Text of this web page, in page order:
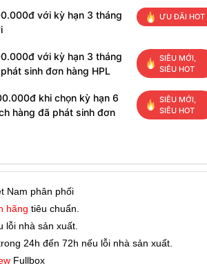
với kỳ hạn 3 tháng
ƯU ĐÃI HOT
với kỳ hạn 3 tháng
sinh đơn hàng HPL
SIÊU MỚI,
SIÊU HOT
khi chọn kỳ hạn 6
hàng đã phát sinh đơn
SIÊU MỚI,
SIÊU HOT
Nam phân phối
hãng tiêu chuẩn.
lỗi nhà sản xuất.
24h đến 72h nếu lỗi nhà sản xuất.
Fullbox